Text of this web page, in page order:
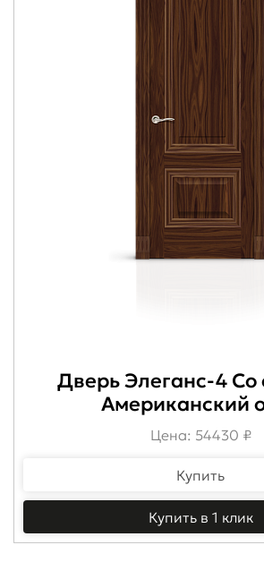
Дверь Элеганс-4 Со
Американский
Цена: 54430 ₽
Купить
Купить в 1 клик